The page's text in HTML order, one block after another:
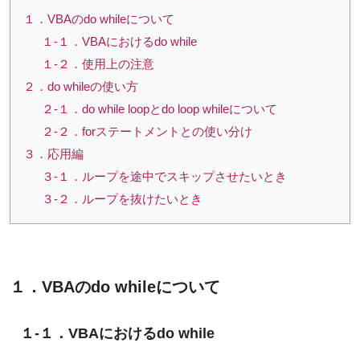
１．VBAのdo whileについて
１-１．VBAにおけるdo while
１-２．使用上の注意
２．do whileの使い方
２-１．do while loopとdo loop whileについて
２-２．forステートメントとの使い分け
３．応用編
３-１．ループを途中でスキップさせたいとき
３-２．ループを抜けたいとき
１．VBAのdo whileについて
１-１．VBAにおけるdo while